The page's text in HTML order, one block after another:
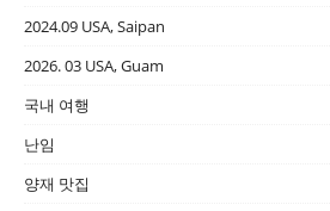
2024.09 USA, Saipan
2026. 03 USA, Guam
국내 여행
난임
양재 맛집